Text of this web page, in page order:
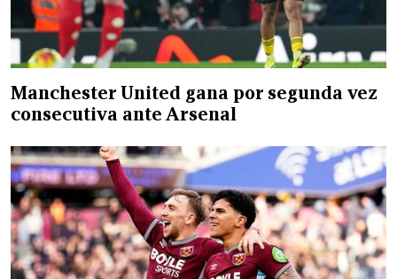
Manchester United gana por segunda vez
consecutiva ante Arsenal